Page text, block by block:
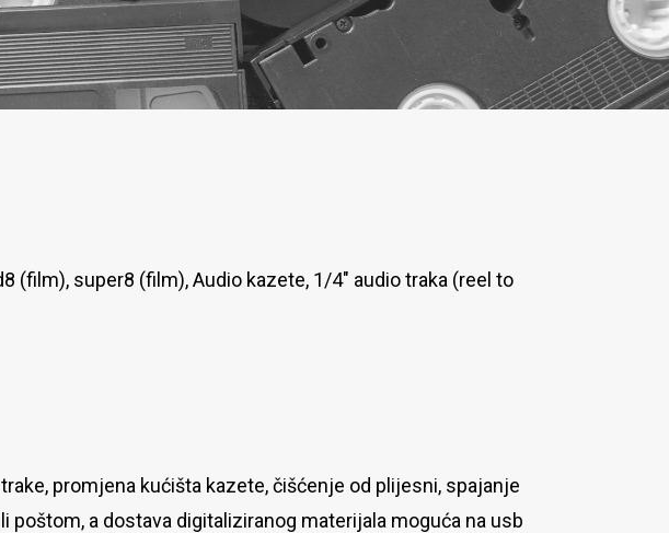
(film), super8 (film), Audio kazete, 1/4″ audio traka (reel to
promjena kućišta kazete, čišćenje od plijesni, spajanje
a dostava digitaliziranog materijala moguća na usb